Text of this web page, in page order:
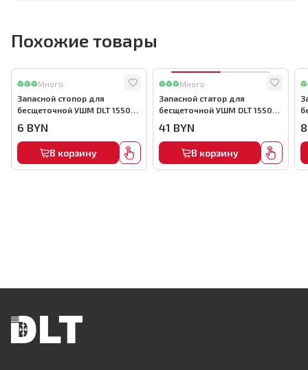
Похожие товары
Много
Запасной стопор для
бесщеточной УШМ DLT 1550
6 BYN
В корзину
Много
Запасной статор для
бесщеточной УШМ DLT 1550
41 BYN
В корзину